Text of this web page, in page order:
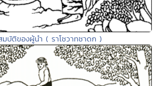
บัติของผู้นำ ( ราโชวาทชาดก )